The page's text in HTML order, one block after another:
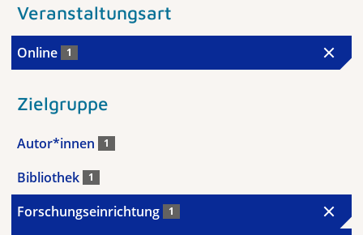
Veranstaltungsart
Online 1
Zielgruppe
Autor*innen 1
Bibliothek 1
Forschungseinrichtung 1